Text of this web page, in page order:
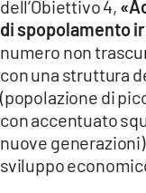
dell’Obiettivo 4,
di spopolamento
numero non
con una struttura
(popolazione di
con accentuato
nuove
sviluppo